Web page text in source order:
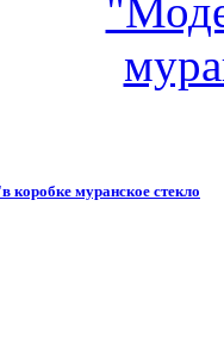
муранское стекло